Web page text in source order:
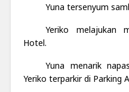
Yuna tersenyum
Yeriko melajukan
Hotel.
Yuna menarik
Yeriko terparkir di Parking